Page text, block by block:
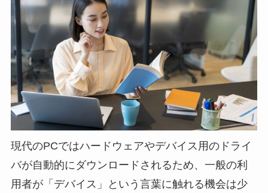
現代のPCではハードウェアやデバイス用のドライ
バが自動的にダウンロードされるため、一般の利
用者が「デバイス」という言葉に触れる機会は少